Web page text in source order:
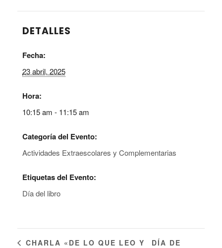
DETALLES
Fecha:
23 abril, 2025
Hora:
10:15 am - 11:15 am
Categoría del Evento:
Actividades Extraescolares y Complementarias
Etiquetas del Evento:
Día del libro
CHARLA «DE LO QUE LEO Y
DÍA DE